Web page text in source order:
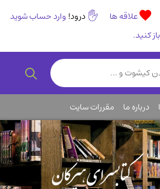
علاقه ها درود! وارد حساب شوید
کنید.
درباره ما مقررات سایت